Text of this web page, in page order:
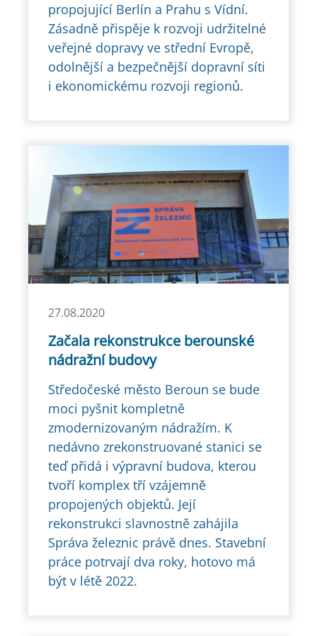
propojující Berlín a Prahu s Vídní.
Zásadně přispěje k rozvoji udržitelné
veřejné dopravy ve střední Evropě,
odolnější a bezpečnější dopravní síti
i ekonomickému rozvoji regionů.
27.08.2020
Začala rekonstrukce berounské
nádražní budovy
Středočeské město Beroun se bude
moci pyšnit kompletně
zmodernizovaným nádražím. K
nedávno zrekonstruované stanici se
teď přidá i výpravní budova, kterou
tvoří komplex tří vzájemně
propojených objektů. Její
rekonstrukci slavnostně zahájila
Správa železnic právě dnes. Stavební
práce potrvají dva roky, hotovo má
být v létě 2022.